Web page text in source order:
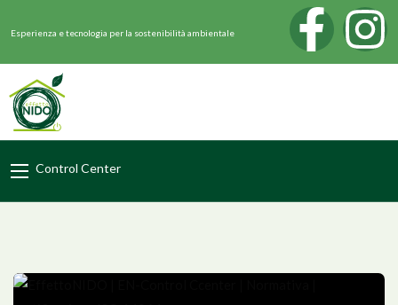
Esperienza e tecnologia per la sostenibilità ambientale
Control Center